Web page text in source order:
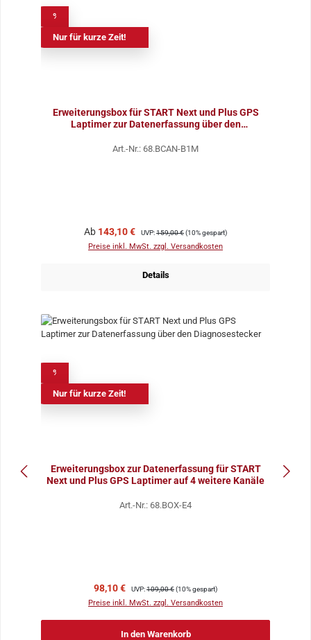
Nur für kurze Zeit!
Erweiterungsbox für START Next und Plus GPS
Laptimer zur Datenerfassung über den
Art.-Nr.: 68.BCAN-B1M
Verkaufspreis:
Ab 143,10 € Regulärer Preis:
UVP:159,00 €(10% gespart)
Preise inkl. MwSt. zzgl. Versandkosten
Details
Nur für kurze Zeit!
Erweiterungsbox zur Datenerfassung für START
Next und Plus GPS Laptimer auf 4 weitere Kanäle
Art.-Nr.: 68.BOX-E4
Verkaufspreis:
98,10 € Regulärer Preis:
UVP:109,00 €(10% gespart)
Preise inkl. MwSt. zzgl. Versandkosten
In den Warenkorb